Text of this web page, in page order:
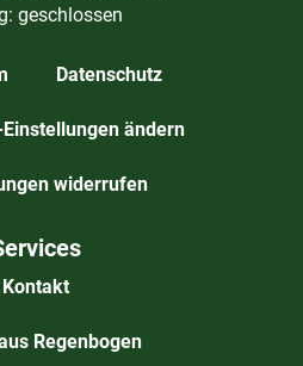
geschlossen
Datenschutz
ändern
widerrufen
Kontakt
Regenbogen